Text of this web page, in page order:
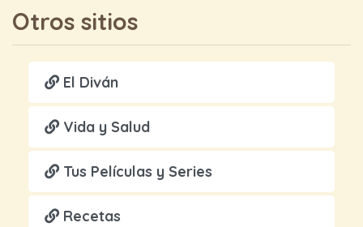
Otros sitios
El Diván
Vida y Salud
Tus Películas y Series
Recetas